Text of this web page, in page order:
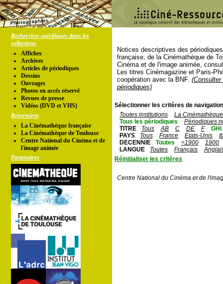
Recherches spécifiques dans les
collections
Affiches
Archives
Articles de périodiques
Dessins
Ouvrages
Photos en accés réservé
Revues de presse
Vidéos (DVD et VHS)
Répertoires
La Cinémathèque française
La Cinémathèque de Toulouse
Centre National du Cinéma et de
l'image animée
Partenaires
Notices descriptives des
française, de la Cinémathèque de
Cinéma et de l'image animée,
Les titres Cinémagazine et Paris-
coopération avec la BNF.
périodiques)
Sélectionner les critères de
Toutes institutions
La
Tous les périodiques
Périodiques
TITRE
Tous AB C DE F
GHI
PAYS
Tous France Etats-Unis
DECENNIE
Toutes <1900
1900
LANGUE
Toutes Français
Réinitialiser les critères
Centre National du Cinéma et de